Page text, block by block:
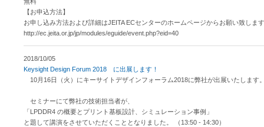
【お申込方法】
お申し込み方法および詳細はJEITA ECセンターのホームページからお願い致しま
http://ec.jeita.or.jp/jp/modules/eguide/event.php?eid=40
2018/10/05
Keysight Design Forum 2018 に出展します！
10月16日（火）にキーサイトデザインフォーラム2018に弊社が出展いたします
セミナーにて弊社の技術担当者が、
「LPDDR4 の概要とプリント基板設計、シミュレーション事例」
と題して講演をさせていただくこととなりました。 （13:50 - 14:30）